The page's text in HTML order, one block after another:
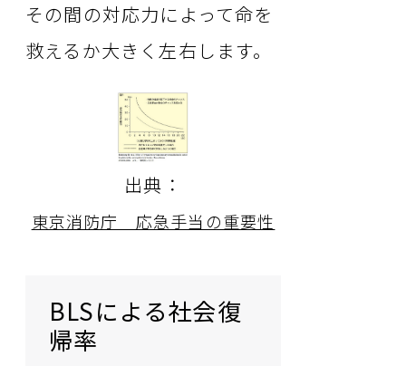
その間の対応力によって命を
救えるか大きく左右します。
出典：
東京消防庁 応急手当の重要性
BLSによる社会復
帰率